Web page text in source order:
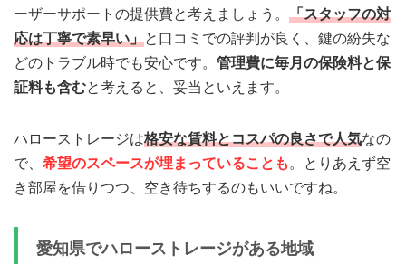
ーザーサポートの提供費と考えましょう。 「スタッフの対
応は丁寧で素早い」と口コミでの評判が良く、鍵の紛失な
どのトラブル時でも安心です。 管理費に毎月の保険料と保
証料も含むと考えると、妥当といえます。
ハローストレージは格安な賃料とコスパの良さで人気なの
で、 希望のスペースが埋まっていることも。とりあえず空
き部屋を借りつつ、空き待ちするのもいいですね。
愛知県でハローストレージがある地域